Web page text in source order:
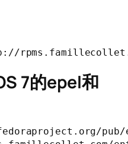
7的epel和
pub/